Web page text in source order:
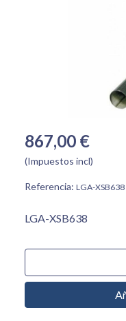
867,00 €
(Impuestos incl)
Referencia: LGA-XSB638
LGA-XSB638